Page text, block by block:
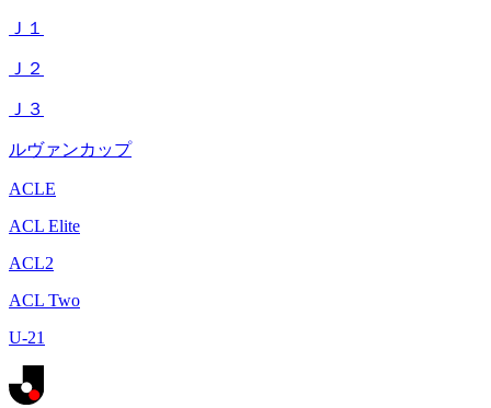
Ｊ１
Ｊ２
Ｊ３
ルヴァンカップ
ACLE
ACL Elite
ACL2
ACL Two
U-21